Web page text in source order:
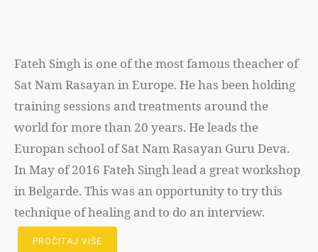
Fateh Singh is one of the most famous theacher of
Sat Nam Rasayan in Europe. He has been holding
training sessions and treatments around the
world for more than 20 years. He leads the
Europan school of Sat Nam Rasayan Guru Deva.
In May of 2016 Fateh Singh lead a great workshop
in Belgarde. This was an opportunity to try this
technique of healing and to do an interview.
PROČITAJ VIŠE